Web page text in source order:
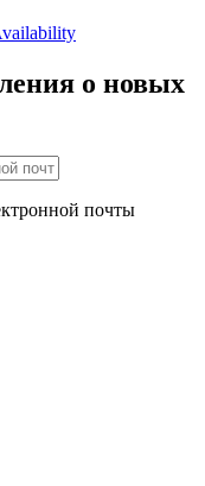
о новых
почты